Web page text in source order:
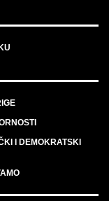
I DEMOKRATSKI